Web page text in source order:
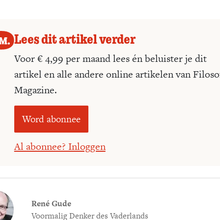
Lees dit artikel verder
Voor € 4,99 per maand lees én beluister je dit
artikel en alle andere online artikelen van
Magazine.
Word abonnee
Al abonnee? Inloggen
René Gude
Voormalig Denker des Vaderlands